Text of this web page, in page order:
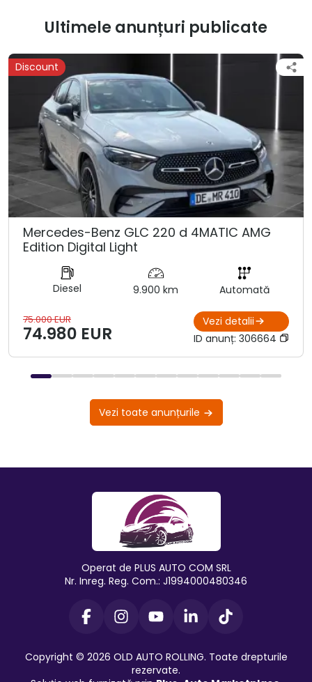
Ultimele anunțuri publicate
Discount
Mercedes-Benz GLC 220 d 4MATIC AMG
Edition Digital Light
Diesel 9.900 km Automată
75.000 EUR
74.980 EUR
Vezi detalii
ID anunț: 306664
Vezi toate anunțurile
Operat de PLUS AUTO COM SRL
Nr. Inreg. Reg. Com.: J1994000480346
Copyright © 2026 OLD AUTO ROLLING. Toate drepturile
rezervate.